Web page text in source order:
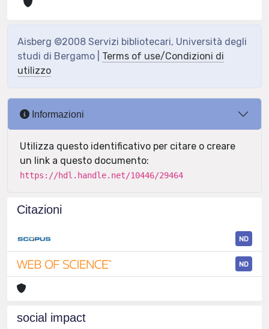
Aisberg ©2008 Servizi bibliotecari, Università degli
studi di Bergamo | Terms of use/Condizioni di
utilizzo
Informazioni
Utilizza questo identificativo per citare o creare
un link a questo documento:
https://hdl.handle.net/10446/29464
Citazioni
ND
ND
social impact